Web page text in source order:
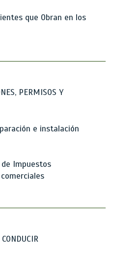
que Obran en los
PERMISOS Y
e instalación
Impuestos